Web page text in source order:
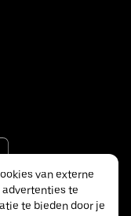
van externe
te
te bieden door je